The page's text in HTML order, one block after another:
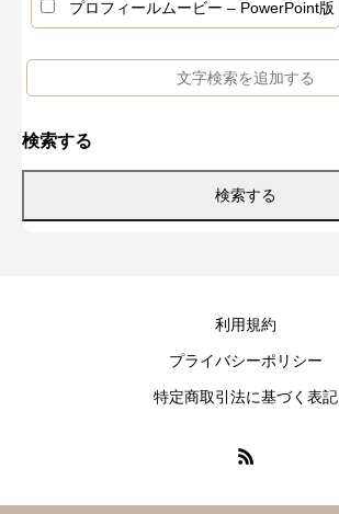
プロフィールムービー – PowerPoint版
検索する
利用規約
プライバシーポリシー
特定商取引法に基づく表記